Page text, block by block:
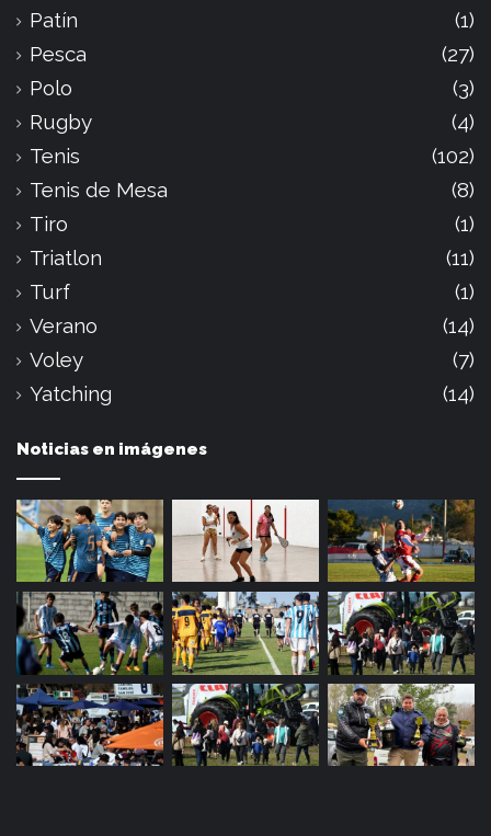
Patín
(1)
Pesca
(27)
Polo
(3)
Rugby
(4)
Tenis
(102)
Tenis de Mesa
(8)
Tiro
(1)
Triatlon
(11)
Turf
(1)
Verano
(14)
Voley
(7)
Yatching
(14)
Noticias en imágenes